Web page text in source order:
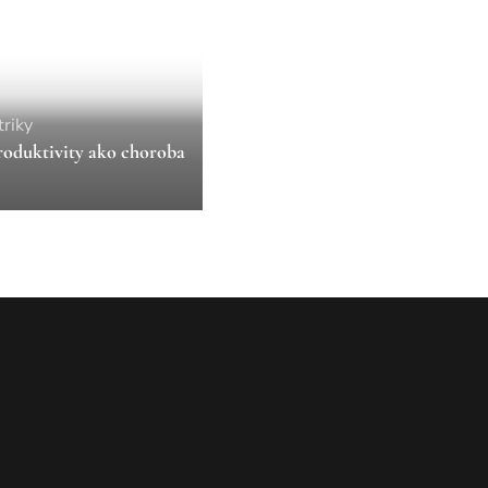
ako choroba